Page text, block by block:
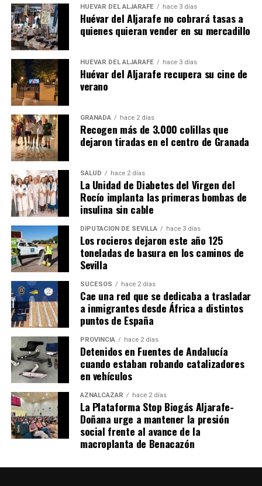
HUÉVAR DEL ALJARAFE hace 3 días
Huévar del Aljarafe no cobrará tasas a
quienes quieran vender en su mercadillo
HUÉVAR DEL ALJARAFE hace 3 días
Huévar del Aljarafe recupera su cine de
verano
GRANADA hace 2 días
Recogen más de 3.000 colillas que
dejaron tiradas en el centro de Granada
SALUD hace 2 días
La Unidad de Diabetes del Virgen del
Rocío implanta las primeras bombas de
insulina sin cable
DIPUTACIÓN DE SEVILLA hace 3 días
Los rocieros dejaron este año 125
toneladas de basura en los caminos de
Sevilla
SUCESOS hace 2 días
Cae una red que se dedicaba a trasladar
a inmigrantes desde África a distintos
puntos de España
PROVINCIA hace 2 días
Detenidos en Fuentes de Andalucía
cuando estaban robando catalizadores
en vehículos
AZNALCÁZAR hace 2 días
La Plataforma Stop Biogás Aljarafe-
Doñana urge a mantener la presión
social frente al avance de la
macroplanta de Benacazón